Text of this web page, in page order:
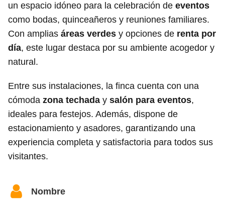
un espacio idóneo para la celebración de eventos
como bodas, quinceañeros y reuniones familiares.
Con amplias áreas verdes y opciones de renta por
día, este lugar destaca por su ambiente acogedor y
natural.
Entre sus instalaciones, la finca cuenta con una
cómoda zona techada y salón para eventos,
ideales para festejos. Además, dispone de
estacionamiento y asadores, garantizando una
experiencia completa y satisfactoria para todos sus
visitantes.
Nombre